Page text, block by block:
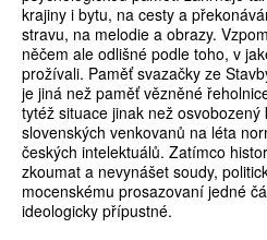
krajiny i bytu, na cesty a
stravu, na melodie a obrazy.
něčem ale odlišné podle toho, v
prožívali. Paměť svazačky ze
je jiná než paměť vězněné
tytéž situace jinak než
slovenských venkovanů na léta
českých intelektuálů. Zatímco
zkoumat a nevynášet soudy,
mocenskému prosazovaní jedné
ideologicky přípustné.